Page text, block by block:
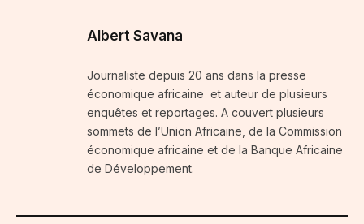
Albert Savana
Journaliste depuis 20 ans dans la presse
économique africaine et auteur de plusieurs
enquêtes et reportages. A couvert plusieurs
sommets de l’Union Africaine, de la Commission
économique africaine et de la Banque Africaine
de Développement.